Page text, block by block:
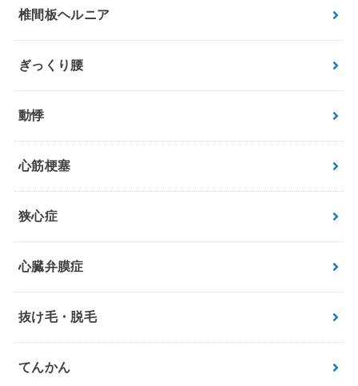
椎間板ヘルニア
ぎっくり腰
動悸
心筋梗塞
狭心症
心臓弁膜症
抜け毛・脱毛
てんかん